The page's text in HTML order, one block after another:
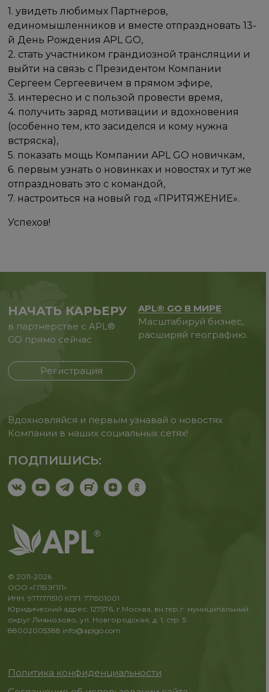
1. увидеть любимых Партнеров,
единомышленников и вместе отпраздновать 13-
й День Рождения APL GO,
2. стать участником грандиозной трансляции и
выйти на связь с Президентом Компании
Сергеем Сергеевичем в прямом эфире,
3. интересно и с пользой провести время,
4. получить заряд мотивации и вдохновения
(особенно тем, кто засиделся и кому нужна
встряска),
5. показать мощь Компании APL GO новичкам,
6. первым узнать о новинках и новостях и тут же
отпраздновать это с командой,
7. настроиться на новый год «ПРИТЯЖЕНИЕ».
Успехов!
НАЧАТЬ КАРЬЕРУ
в партнерстве с APL®
GO прямо сейчас
Регистрация
APL® GO В МИРЕ
Масштабируй бизнес,
расширяй географию.
Вдохновляйся и первым узнавай о новостях
Компании в наших социальных сетях!
ПОДПИШИСЬ:
© 2011-2026
ООО «ГЛБЭПЛ»
ИНН: 9717171510 КПП: 771501001
Юридический адрес: 127576, г.Москва, вн.тер.г. муниципальный
округ Лианозово, ул. Новгородская, д. 1, стр. 5
88002005388 info@aplgo.com
Политика конфиденциальности